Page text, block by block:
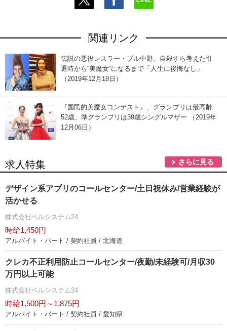
関連リンク
伝説の悪役レスラー・ブル中野、自殺すら考えた引
退時から“美魔女”になるまで「人生に後悔なし」
（2019年12月18日）
『国民的美魔女コンテスト』、グランプリは最高齢
52歳、準グランプリは39歳シングルマザー （2019年
12月06日）
求人特集 さらに見る
デザイン系アプリのコールセンター/土日祝休み/営業経験が
活かせる
株式会社ベルシステム24
時給1,450円
アルバイト・パート / 契約社員 / 北海道
クレカ不正利用防止コールセンター/夜勤/未経験可/月収30
万円以上可能
株式会社ベルシステム24
時給1,500円～1,875円
アルバイト・パート / 契約社員 / 愛知県